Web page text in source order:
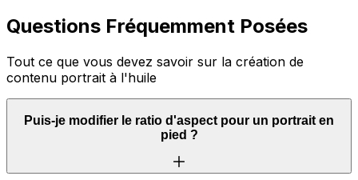
Questions Fréquemment Posées
Tout ce que vous devez savoir sur la création de
contenu portrait à l'huile
Puis-je modifier le ratio d'aspect pour un portrait en
pied ?